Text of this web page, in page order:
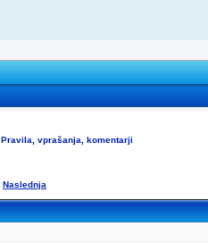
Pravila, vprašanja, komentarji
Naslednja